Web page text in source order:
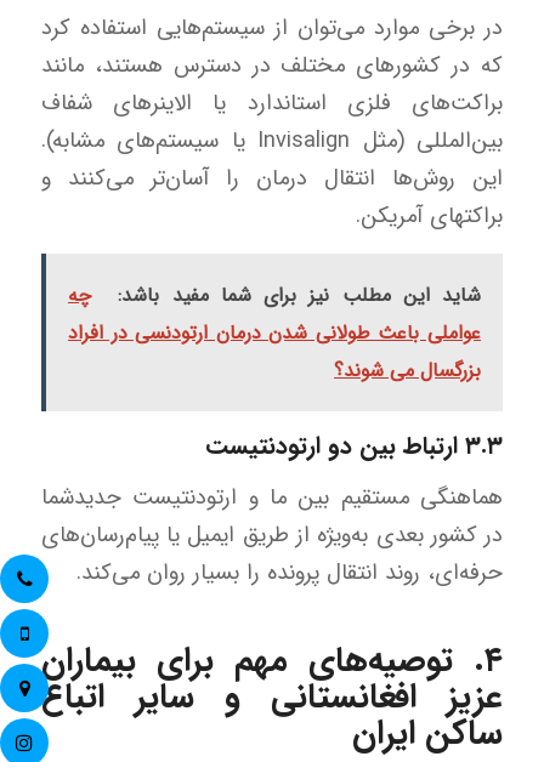
در برخی موارد می‌توان از سیستم‌هایی استفاده کرد
که در کشورهای مختلف در دسترس هستند، مانند
براکت‌های فلزی استاندارد یا الاینرهای شفاف
بین‌المللی (مثل Invisalign یا سیستم‌های مشابه).
این روش‌ها انتقال درمان را آسان‌تر می‌کنند و
براکتهای آمریکن.
شاید این مطلب نیز برای شما مفید باشد:
چه
عواملی باعث طولانی شدن درمان ارتودنسی در افراد
بزرگسال می شوند؟
۳.۳ ارتباط بین دو ارتودنتیست
هماهنگی مستقیم بین ما و ارتودنتیست جدیدشما
در کشور بعدی به‌ویژه از طریق ایمیل یا پیام‌رسان‌های
حرفه‌ای، روند انتقال پرونده را بسیار روان می‌کند.
۴. توصیه‌های مهم برای بیماران
عزیز افغانستانی و سایر اتباع
ساکن ایران